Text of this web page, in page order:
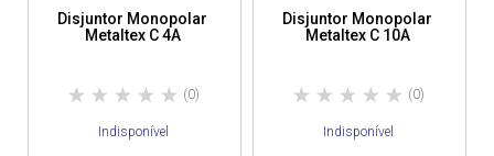
Disjuntor Monopolar
Metaltex C 4A
(0)
Indisponível
Disjuntor Monopolar
Metaltex C 10A
(0)
Indisponível